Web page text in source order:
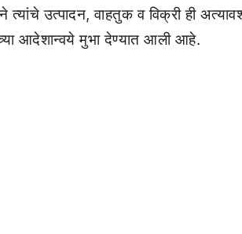
त्यांचे उत्पादन, वाहतुक व विक्री ही
आदेशान्वये मुभा देण्यात आली आहे.